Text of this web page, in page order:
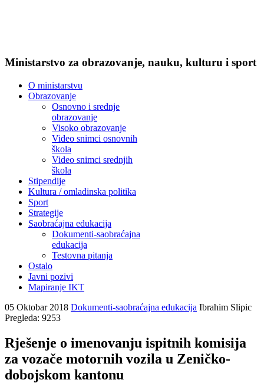
Ministarstvo za obrazovanje, nauku, kulturu i sport
O ministarstvu
Obrazovanje
Osnovno i srednje
obrazovanje
Visoko obrazovanje
Video snimci osnovnih
škola
Video snimci srednjih
škola
Stipendije
Kultura / omladinska politika
Sport
Strategije
Saobraćajna edukacija
Dokumenti-saobraćajna
edukacija
Testovna pitanja
Ostalo
Javni pozivi
Mapiranje IKT
05 Oktobar 2018 Dokumenti-saobraćajna edukacija Ibrahim Slipic
Pregleda: 9253
Rješenje o imenovanju ispitnih komisija
za vozače motornih vozila u Zeničko-
dobojskom kantonu